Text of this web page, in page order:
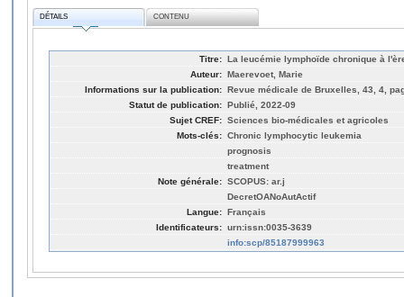
DÉTAILS CONTENU
Titre: La leucémie lymphoïde chronique à
Auteur: Maerevoet, Marie
Informations sur la publication: Revue médicale de Bruxelles, 43, 4,
Statut de publication: Publié, 2022-09
Sujet CREF: Sciences bio-médicales et agricoles
Mots-clés: Chronic lymphocytic leukemia
prognosis
treatment
Note générale: SCOPUS: ar.j
DecretOANoAutActif
Langue: Français
Identificateurs: urn:issn:0035-3639
info:scp/85187999963